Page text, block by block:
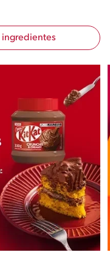
ingredientes